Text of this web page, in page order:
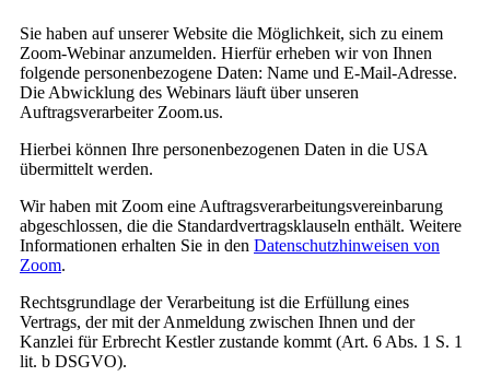
Sie haben auf unserer Website die Möglichkeit, sich zu einem
Zoom-Webinar anzumelden. Hierfür erheben wir von Ihnen
folgende personenbezogene Daten: Name und E-Mail-Adresse.
Die Abwicklung des Webinars läuft über unseren
Auftragsverarbeiter Zoom.us.
Hierbei können Ihre personenbezogenen Daten in die USA
übermittelt werden.
Wir haben mit Zoom eine Auftragsverarbeitungsvereinbarung
abgeschlossen, die die Standardvertragsklauseln enthält. Weitere
Informationen erhalten Sie in den Datenschutzhinweisen von
Zoom.
Rechtsgrundlage der Verarbeitung ist die Erfüllung eines
Vertrags, der mit der Anmeldung zwischen Ihnen und der
Kanzlei für Erbrecht Kestler zustande kommt (Art. 6 Abs. 1 S. 1
lit. b DSGVO).